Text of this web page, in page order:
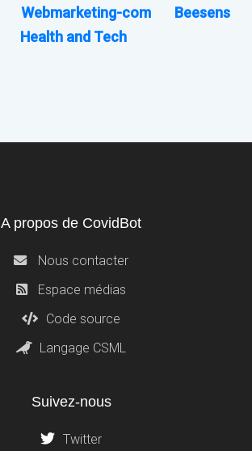
Webmarketing-com
Beesens
Health and Tech
A propos de CovidBot
Nous contacter
Espace médias
Code source
Langage CSML
Suivez-nous
Twitter